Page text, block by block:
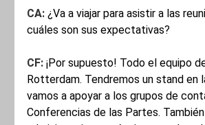
CA: ¿Va a viajar para asistir a las
cuáles son sus expectativas?
CF:¡Por supuesto! Todo el equipo
Rotterdam. Tendremos un stand en
vamos a apoyar a los grupos de
Conferencias de las Partes.